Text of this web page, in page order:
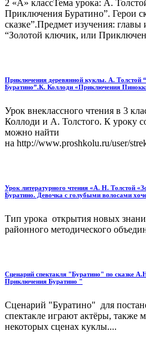
2 «А» классТема урока: А.
Приключения Буратино”. Герои
сказке”.Предмет изучения: главы
“Золотой ключик, или
Приключения деревянной куклы. А. Толстой
Буратино”.К. Коллоди «Приключения
Урок внеклассного чтения в 3
Коллоди и А. Толстого. К уроку
можно найти
на http://www.proshkolu.ru/user/
Урок литературного чтения «А. Н. Толстой
Буратино. Девочка с голубыми волосами
Тип урока открытия новых
районного методического
Сценарий спектакля "Буратино" по сказке
Приключения Буратино "
Сценарий "Буратино" для
спектакле играют актёры, также
некоторых сценах куклы....